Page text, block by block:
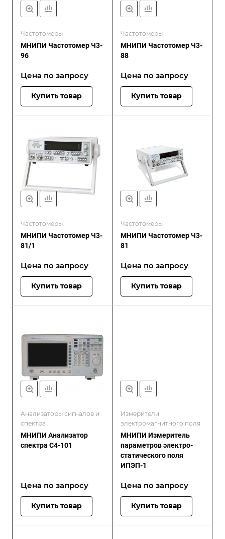
Частотомеры
МНИПИ Частотомер Ч3-
96
Цена по запросу
Купить товар
Частотомеры
МНИПИ Частотомер Ч3-
88
Цена по запросу
Купить товар
Частотомеры
МНИПИ Частотомер Ч3-
81/1
Цена по запросу
Купить товар
Частотомеры
МНИПИ Частотомер Ч3-
81
Цена по запросу
Купить товар
Анализаторы сигналов и
спектра
МНИПИ Анализатор
спектра С4-101
Цена по запросу
Купить товар
Измерители
электромагнитного поля
МНИПИ Измеритель
параметров электро-
статического поля
ИПЭП-1
Цена по запросу
Купить товар